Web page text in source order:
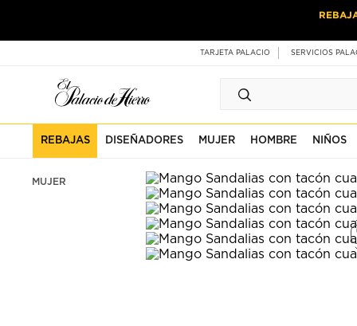
TARJETA PALACIO SERVICIOS
REBAJAS DISEÑADORES MUJER HOMBRE NIÑOS
MUJER